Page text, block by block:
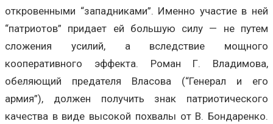
откровенными “западниками”. Именно участие в ней
“патриотов” придает ей большую силу — не путем
сложения усилий, а вследствие мощного
кооперативного эффекта. Роман Г. Владимова,
обеляющий предателя Власова (“Генерал и его
армия”), должен получить знак патриотического
качества в виде высокой похвалы от В. Бондаренко.